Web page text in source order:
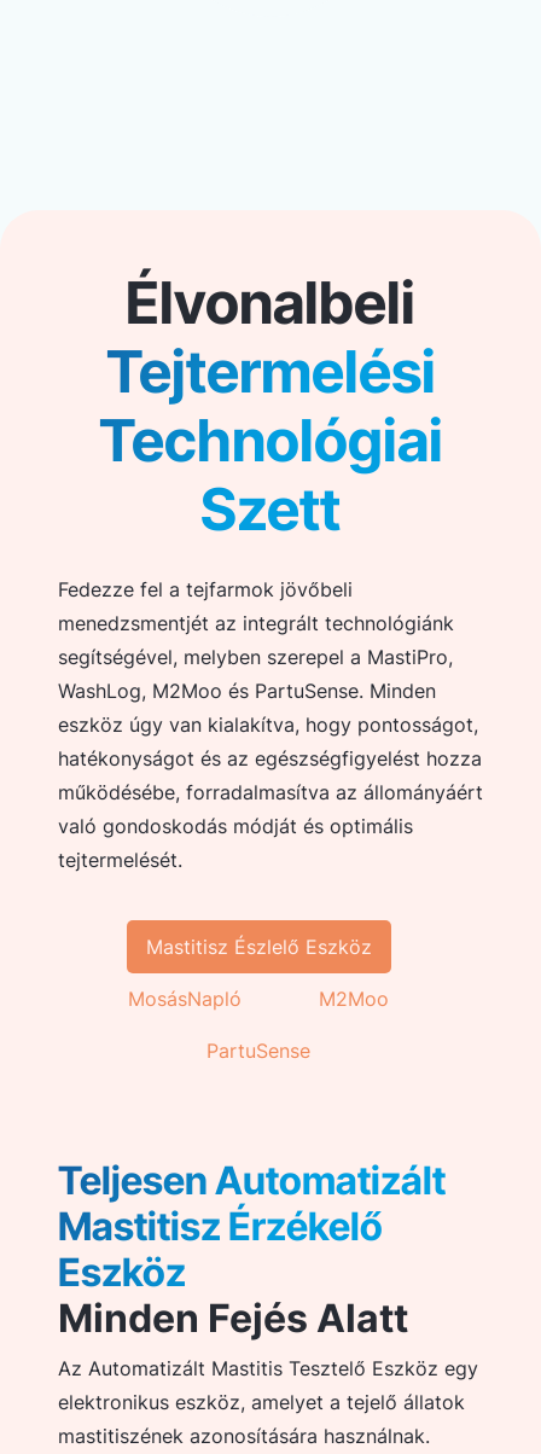
Élvonalbeli
Tejtermelési
Technológiai
Szett
Fedezze fel a tejfarmok jövőbeli
menedzsmentjét az integrált technológiánk
segítségével, melyben szerepel a MastiPro,
WashLog, M2Moo és PartuSense. Minden
eszköz úgy van kialakítva, hogy pontosságot,
hatékonyságot és az egészségfigyelést hozza
működésébe, forradalmasítva az állományáért
való gondoskodás módját és optimális
tejtermelését.
Mastitisz Észlelő Eszköz
MosásNapló M2Moo
PartuSense
Teljesen Automatizált
Mastitisz Érzékelő
Eszköz
Minden Fejés Alatt
Az Automatizált Mastitis Tesztelő Eszköz egy
elektronikus eszköz, amelyet a tejelő állatok
mastitiszének azonosítására használnak.